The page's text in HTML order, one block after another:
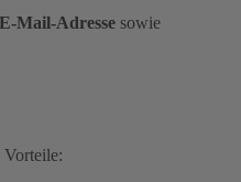
E-Mail-Adresse sowie
Vorteile: